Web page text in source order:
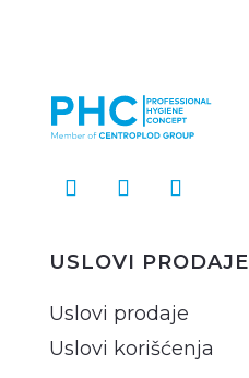
USLOVI PRODAJE
Uslovi prodaje
Uslovi korišćenja